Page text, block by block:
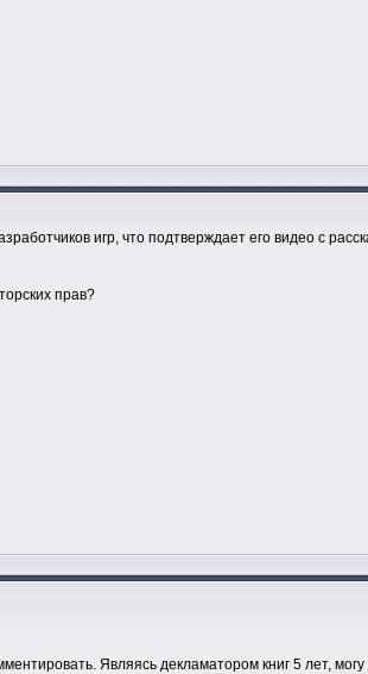
игр, что подтверждает его видео с
прав?
Являясь декламатором книг 5 лет,